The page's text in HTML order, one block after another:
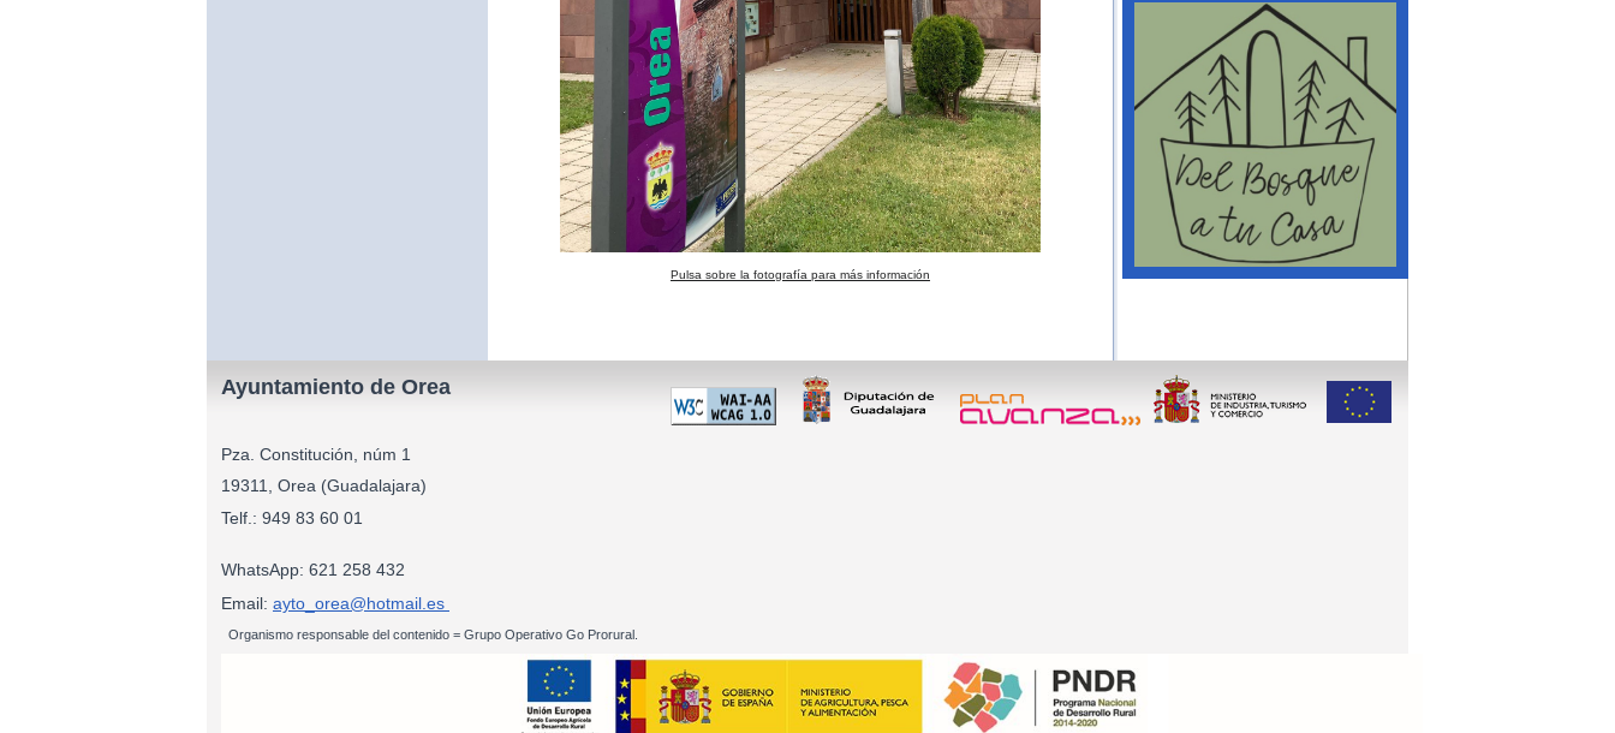
Pulsa sobre la fotografía para más información
Ayuntamiento de Orea
Pza. Constitución, núm 1
19311, Orea (Guadalajara)
Telf.: 949 83 60 01
WhatsApp: 621 258 432
Email: ayto_orea@hotmail.es
Organismo responsable del contenido = Grupo Operativo Go Prorural.